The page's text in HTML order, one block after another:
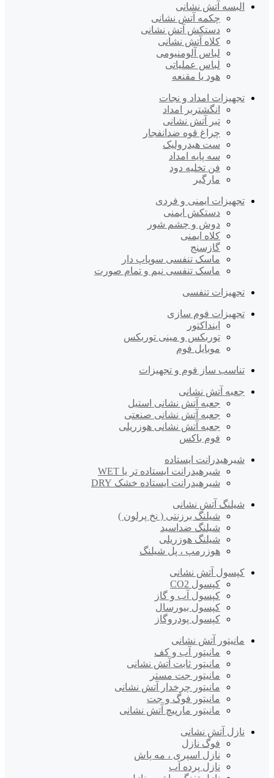
البسه آتش نشانی
چکمه آتش نشانی
دستکش آتش نشانی
کلاه آتش نشانی
لباس آلومنیومی
لباس عملیاتی
هود یا مقنعه
تجهیزات امداد و نجات
انگشتربر امداد
تبر آتش نشانی
چراغ قوه ضدانفجار
ست هیدرولیک
سه پایه امداد
فن تخلیه دود
مارگیر
تجهیزات ایمنی و فردی
دستکش ایمنی
دوش و چشم شور
کلاه ایمنی
گازسنج
ماسک تنفسی سوپاپ دار
ماسک تنفسی نیم و تمام صورت
تجهیزات تنفسی
تجهیزات فوم سازی
اینداکتور
توربکس و مینی توربکس
موبایل فوم
تناسب ساز فوم و تجهیزات
جعبه آتش نشانی
جعبه آتش نشانی استیل
جعبه آتش نشانی صنعتی
جعبه آتش نشانی هوزریلی
فوم باکس
شیرهیدرانت ایستاده
شیرهیدرانت ایستاده تر یا WET
شیرهیدرانت ایستاده خشک DRY
شیلنگ آتش نشانی
شیلنگ برزنتی ( نخ پرلون )
شیلنگ ضداسید
شیلنگ هوزریلی
هوزرمپ ، پل شیلنگ
کپسول آتش نشانی
کپسول CO2
کپسول آب و گاز
کپسول بیورسال
کپسول پودروگاز
مانیتور آتش نشانی
مانیتور آب و کف
مانیتور ثابت آتش نشانی
مانیتور جت مستر
مانیتور چرخدار آتش نشانی
مانیتور فوگ و جت
مانیتور مارپیچ آتش نشانی
نازل آتش نشانی
فوگ نازل
نازل اسپری ، مه پاش
نازل پرده آب